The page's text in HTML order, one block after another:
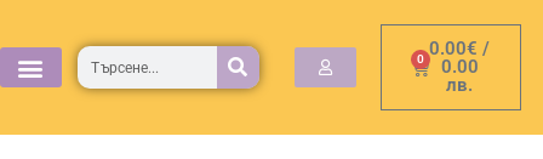
to
content
0.00€ /
0.00
лв.
0
Cart
Търсене